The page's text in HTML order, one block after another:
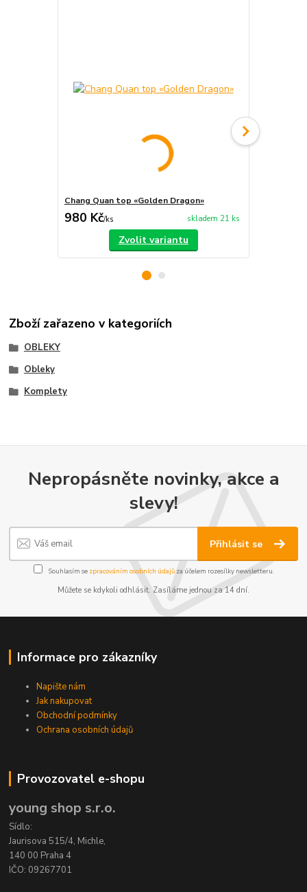
Chang Quan top «Golden Dragon»
980 Kč/ks skladem 21 ks
Zvolit variantu
Zboží zařazeno v kategoriích
OBLEKY
Obleky
Komplety
Nepropásněte novinky, akce a
slevy!
Přihlásit se
Souhlasím se zpracováním osobních údajůza účelem rozesílky newsletteru.
Můžete se kdykoli odhlásit. Zasíláme jednou za 14 dní.
Informace pro zákazníky
Napište nám
Jak nakupovat
Obchodní podmínky
Ochrana osobních údajů
Provozovatel e-shopu
young shop s.r.o.
Sídlo:
Jaurisova 515/4, Michle,
140 00 Praha 4
IČO: 09267701